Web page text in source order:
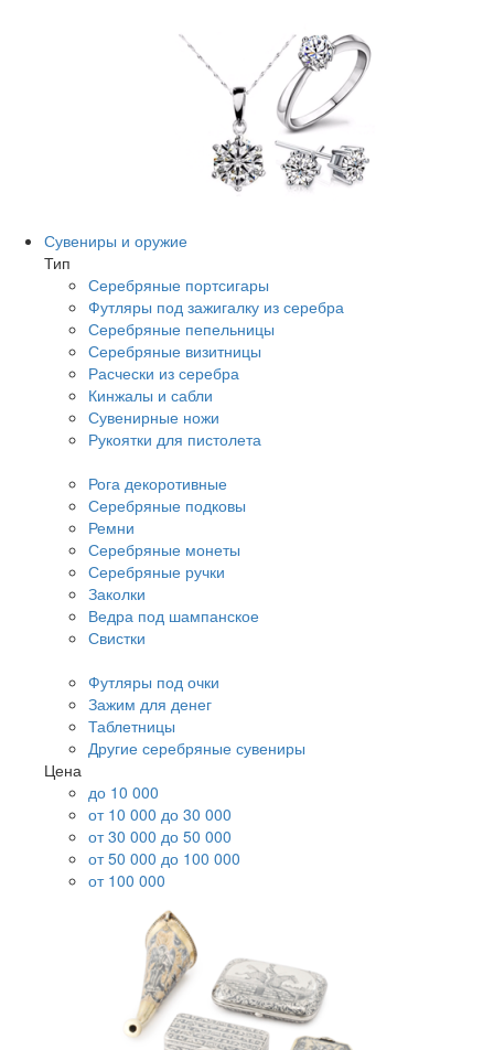
Сувениры и оружие
Тип
Серебряные портсигары
Футляры под зажигалку из серебра
Серебряные пепельницы
Серебряные визитницы
Расчески из серебра
Кинжалы и сабли
Сувенирные ножи
Рукоятки для пистолета
Рога декоротивные
Серебряные подковы
Ремни
Серебряные монеты
Серебряные ручки
Заколки
Ведра под шампанское
Свистки
Футляры под очки
Зажим для денег
Таблетницы
Другие серебряные сувениры
Цена
до 10 000
от 10 000 до 30 000
от 30 000 до 50 000
от 50 000 до 100 000
от 100 000